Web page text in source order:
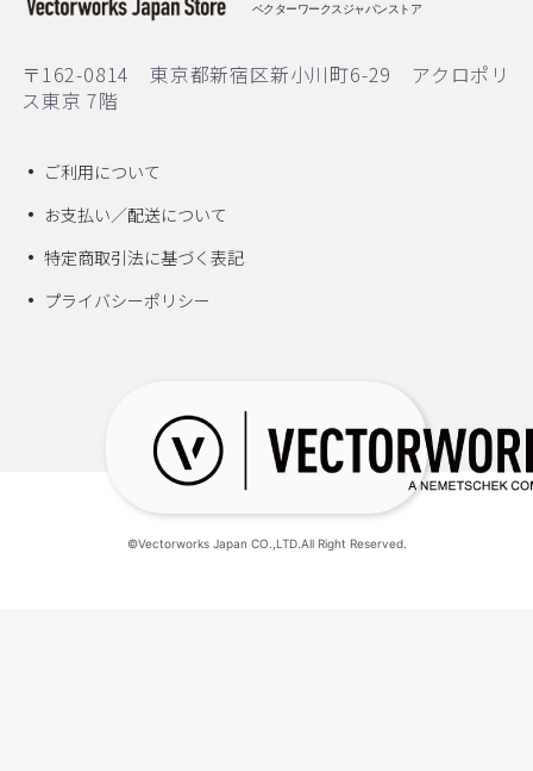
ベクターワークスジャパンストア
〒162-0814 東京都新宿区新小川町6-29 アクロポリ
ス東京 7階
ご利用について
お支払い／配送について
特定商取引法に基づく表記
プライバシーポリシー
©Vectorworks Japan CO.,LTD.All Right Reserved.